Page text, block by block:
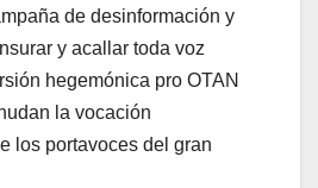
de desinformación y
y acallar toda voz
hegemónica pro OTAN
la vocación
los portavoces del gran